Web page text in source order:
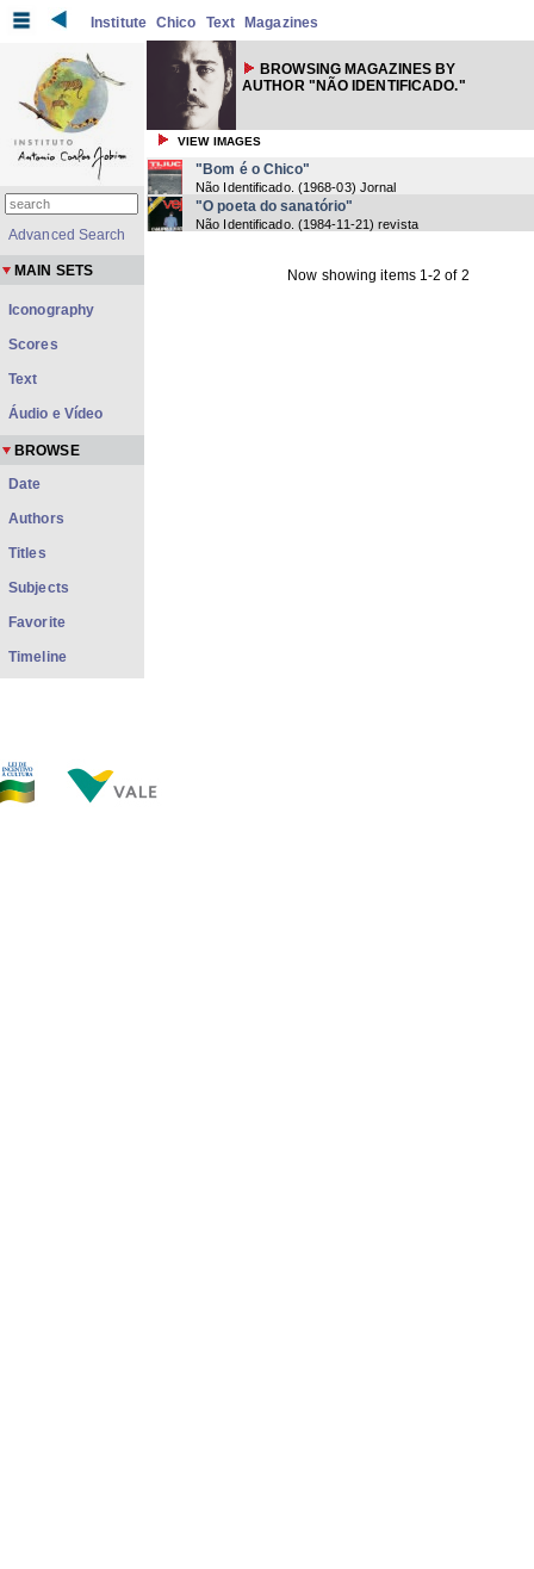
Institute Chico Text Magazines
BROWSING MAGAZINES BY
AUTHOR "NÃO IDENTIFICADO."
VIEW IMAGES
"Bom é o Chico"
Não Identificado. (1968-03) Jornal
"O poeta do sanatório"
Não Identificado. (1984-11-21) revista
Now showing items 1-2 of 2
Advanced Search
MAIN SETS
Iconography
Scores
Text
Áudio e Vídeo
BROWSE
Date
Authors
Titles
Subjects
Favorite
Timeline